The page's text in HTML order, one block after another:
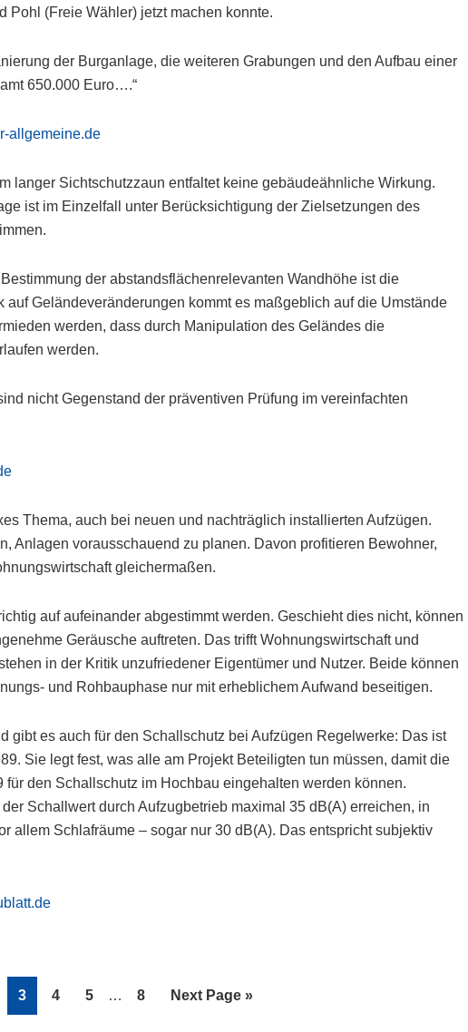
Pohl (Freie Wähler) jetzt machen konnte.
der Burganlage, die weiteren Grabungen und den Aufbau einer
650.000 Euro….“
allgemeine.de
langer Sichtschutzzaun entfaltet keine gebäudeähnliche Wirkung.
ist im Einzelfall unter Berücksichtigung der Zielsetzungen des
der abstandsflächenrelevanten Wandhöhe ist die
auf Geländeveränderungen kommt es maßgeblich auf die Umstände
werden, dass durch Manipulation des Geländes die
werden.
nicht Gegenstand der präventiven Prüfung im vereinfachten
Thema, auch bei neuen und nachträglich installierten Aufzügen.
Anlagen vorausschauend zu planen. Davon profitieren Bewohner,
gleichermaßen.
auf aufeinander abgestimmt werden. Geschieht dies nicht, können
Geräusche auftreten. Das trifft Wohnungswirtschaft und
in der Kritik unzufriedener Eigentümer und Nutzer. Beide können
und Rohbauphase nur mit erheblichem Aufwand beseitigen.
gibt es auch für den Schallschutz bei Aufzügen Regelwerke: Das ist
Sie legt fest, was alle am Projekt Beteiligten tun müssen, damit die
für den Schallschutz im Hochbau eingehalten werden können.
Schallwert durch Aufzugbetrieb maximal 35 dB(A) erreichen, in
allem Schlafräume – sogar nur 30 dB(A). Das entspricht subjektiv
Page
3 Page
4 Page
5
Interim
… Page
8
Go
Next Page »